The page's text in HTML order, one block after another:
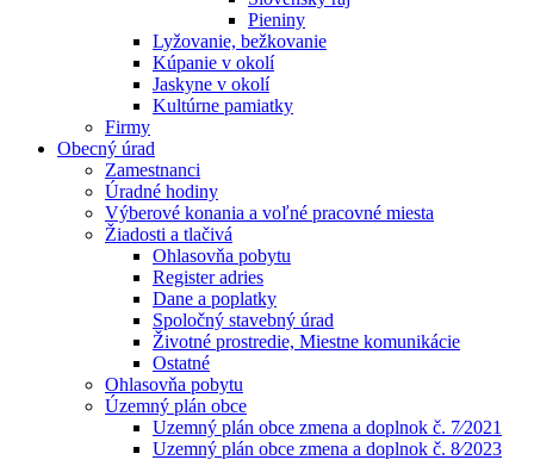
Pieniny
Lyžovanie, bežkovanie
Kúpanie v okolí
Jaskyne v okolí
Kultúrne pamiatky
Firmy
Obecný úrad
Zamestnanci
Úradné hodiny
Výberové konania a voľné pracovné miesta
Žiadosti a tlačivá
Ohlasovňa pobytu
Register adries
Dane a poplatky
Spoločný stavebný úrad
Životné prostredie, Miestne komunikácie
Ostatné
Ohlasovňa pobytu
Územný plán obce
Uzemný plán obce zmena a doplnok č. 7⁄2021
Uzemný plán obce zmena a doplnok č. 8⁄2023